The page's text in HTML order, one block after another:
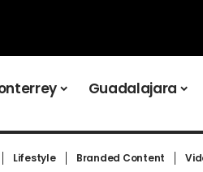
Guadalajara
Lifestyle Branded Content